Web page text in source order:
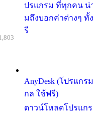
ปรแกรม ที่ทุกคน น่า
มถึงบอกค่าต่างๆ ทั้
รี
AnyDesk (โปรแก
กล ใช้ฟรี)
ดาวน์โหลดโปรแก